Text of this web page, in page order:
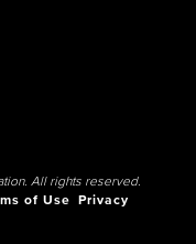
All rights reserved.
of Use
Privacy